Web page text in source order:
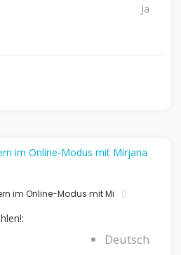
Ja
im Online-Modus mit Mi
Deutsch